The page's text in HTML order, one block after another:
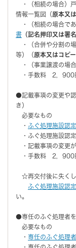
・（相続の場合）
情報一覧図（原本又
・（相続の場合であ
書 （記名押印又は署
・（合併や分割の
等）（原本又はコピ
・（事業譲渡の場
・手数料 2，900
●記載事項の変更や
き）
必要なもの
・ ふぐ処理施設認
・ふぐ処理施設認定
・記載事項の変更
・手数料 2，900
☆再交付後に失くし
ふぐ処理施設認
い。
●専任のふぐ処理者
必要なもの
・ 専任のふぐ処理